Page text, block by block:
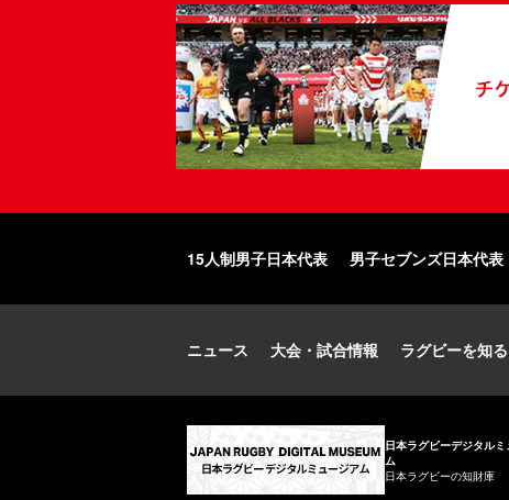
15人制男子日本代表 男子セブンズ日本代表
ニュース 大会・試合情報 ラグビーを知
日本ラグビーデジタル
ム
日本ラグビーの知財庫